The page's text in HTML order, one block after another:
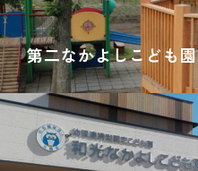
第二なかよしこども園